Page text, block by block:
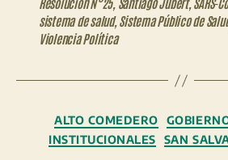
sistema de salud, Sistema Público de
Violencia Política
ALTO COMEDERO
INSTITUCIONALES
SAN